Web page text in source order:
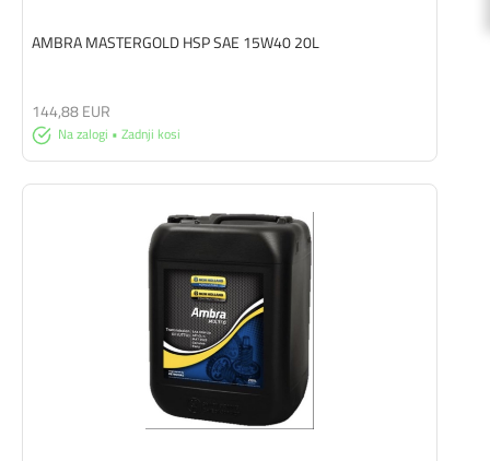
AMBRA MASTERGOLD HSP SAE 15W40 20L
Na zalogi • Zadnji kosi
144,88 EUR